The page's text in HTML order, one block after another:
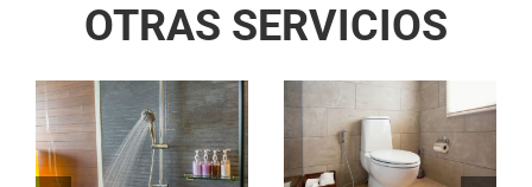
OTRAS SERVICIOS